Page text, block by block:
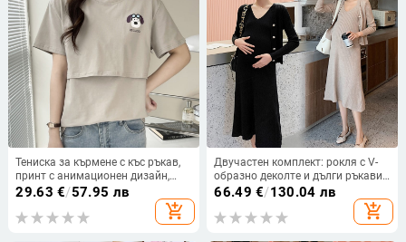
Тениска за кърмене с къс ръкав,
принт с анимационен дизайн,
ултра къса дължина (≤40 см),
29.63 €/57.95 лв
add_shopping_cart
Двучастен комплект: рокля с V-
образно деколте и дълги ръкави,
едноцветен трикотаж, смес памук
и полиестер, 50–70% полиестер,
японско-корејски стил на
66.49 €/130.04 лв
add_shopping_cart